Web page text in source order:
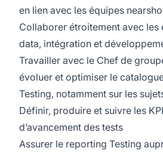
en lien avec les équipes
Collaborer étroitement avec les
data, intégration et
Travailler avec le Chef de
évoluer et optimiser le
Testing, notamment sur les
Définir, produire et suivre les
d’avancement des tests
Assurer le reporting Testing